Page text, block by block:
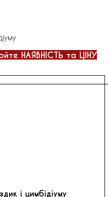
НАЯВНІСТЬ та ЦІНУ